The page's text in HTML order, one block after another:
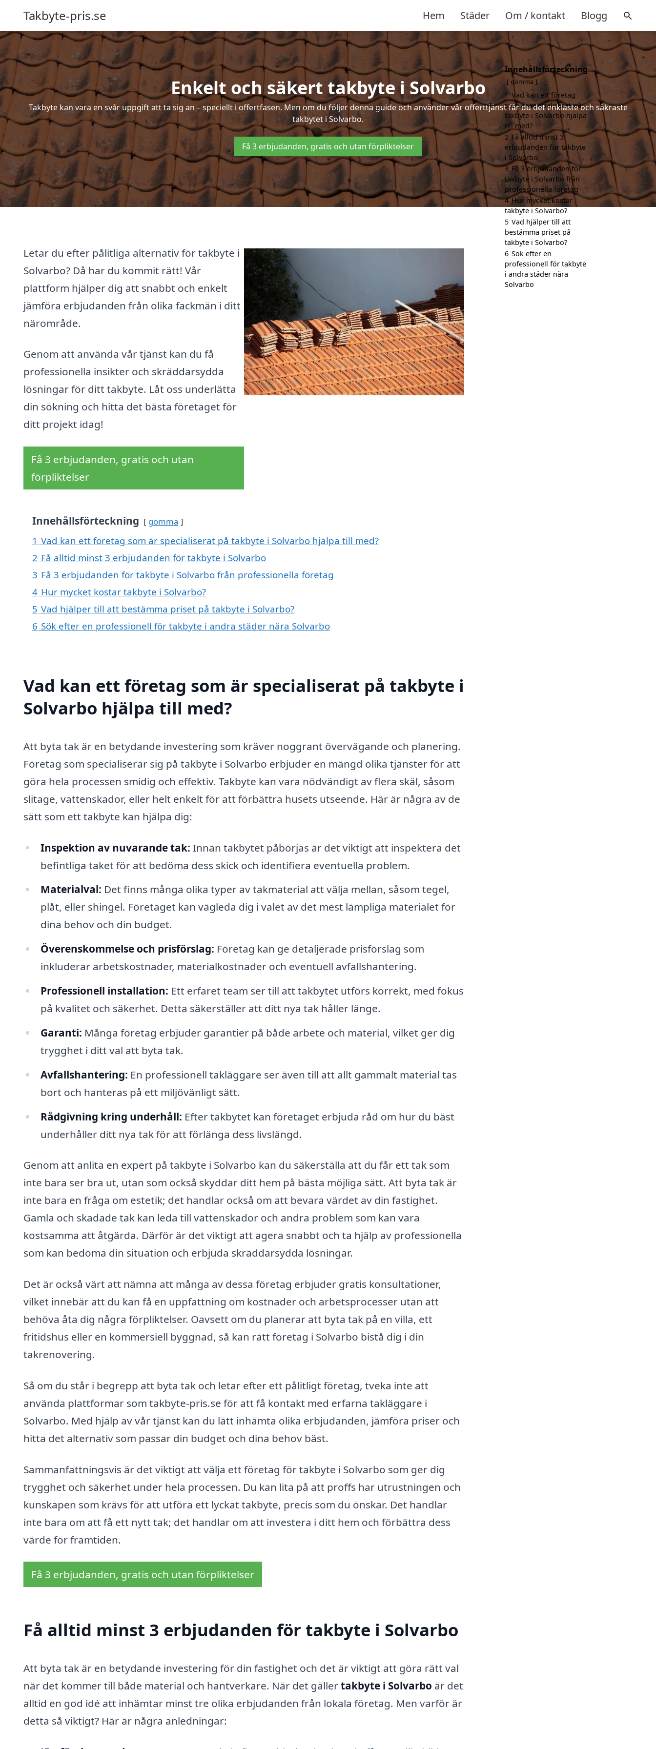
Takbyte-pris.se Hem Städer Om / kontakt Blogg
Enkelt och säkert takbyte i Solvarbo
Takbyte kan vara en svår uppgift att ta sig an – speciellt i offertfasen. Men om du följer denna guide och använder vår offerttjänst får du det enklaste och säkraste
takbytet i Solvarbo.
Få 3 erbjudanden, gratis och utan förpliktelser
Letar du efter pålitliga alternativ för takbyte i
Solvarbo? Då har du kommit rätt! Vår
plattform hjälper dig att snabbt och enkelt
jämföra erbjudanden från olika fackmän i ditt
närområde.
Genom att använda vår tjänst kan du få
professionella insikter och skräddarsydda
lösningar för ditt takbyte. Låt oss underlätta
din sökning och hitta det bästa företaget för
ditt projekt idag!
Få 3 erbjudanden, gratis och utan
förpliktelser
Innehållsförteckning gömma
1 Vad kan ett företag som är specialiserat på takbyte i Solvarbo hjälpa till med?
2 Få alltid minst 3 erbjudanden för takbyte i Solvarbo
3 Få 3 erbjudanden för takbyte i Solvarbo från professionella företag
4 Hur mycket kostar takbyte i Solvarbo?
5 Vad hjälper till att bestämma priset på takbyte i Solvarbo?
6 Sök efter en professionell för takbyte i andra städer nära Solvarbo
Vad kan ett företag som är specialiserat på takbyte i
Solvarbo hjälpa till med?
Att byta tak är en betydande investering som kräver noggrant övervägande och planering.
Företag som specialiserar sig på takbyte i Solvarbo erbjuder en mängd olika tjänster för att
göra hela processen smidig och effektiv. Takbyte kan vara nödvändigt av flera skäl, såsom
slitage, vattenskador, eller helt enkelt för att förbättra husets utseende. Här är några av de
sätt som ett takbyte kan hjälpa dig:
Inspektion av nuvarande tak: Innan takbytet påbörjas är det viktigt att inspektera det
befintliga taket för att bedöma dess skick och identifiera eventuella problem.
Materialval: Det finns många olika typer av takmaterial att välja mellan, såsom tegel,
plåt, eller shingel. Företaget kan vägleda dig i valet av det mest lämpliga materialet för
dina behov och din budget.
Överenskommelse och prisförslag: Företag kan ge detaljerade prisförslag som
inkluderar arbetskostnader, materialkostnader och eventuell avfallshantering.
Professionell installation: Ett erfaret team ser till att takbytet utförs korrekt, med fokus
på kvalitet och säkerhet. Detta säkerställer att ditt nya tak håller länge.
Garanti: Många företag erbjuder garantier på både arbete och material, vilket ger dig
trygghet i ditt val att byta tak.
Avfallshantering: En professionell takläggare ser även till att allt gammalt material tas
bort och hanteras på ett miljövänligt sätt.
Rådgivning kring underhåll: Efter takbytet kan företaget erbjuda råd om hur du bäst
underhåller ditt nya tak för att förlänga dess livslängd.
Genom att anlita en expert på takbyte i Solvarbo kan du säkerställa att du får ett tak som
inte bara ser bra ut, utan som också skyddar ditt hem på bästa möjliga sätt. Att byta tak är
inte bara en fråga om estetik; det handlar också om att bevara värdet av din fastighet.
Gamla och skadade tak kan leda till vattenskador och andra problem som kan vara
kostsamma att åtgärda. Därför är det viktigt att agera snabbt och ta hjälp av professionella
som kan bedöma din situation och erbjuda skräddarsydda lösningar.
Det är också värt att nämna att många av dessa företag erbjuder gratis konsultationer,
vilket innebär att du kan få en uppfattning om kostnader och arbetsprocesser utan att
behöva åta dig några förpliktelser. Oavsett om du planerar att byta tak på en villa, ett
fritidshus eller en kommersiell byggnad, så kan rätt företag i Solvarbo bistå dig i din
takrenovering.
Så om du står i begrepp att byta tak och letar efter ett pålitligt företag, tveka inte att
använda plattformar som takbyte-pris.se för att få kontakt med erfarna takläggare i
Solvarbo. Med hjälp av vår tjänst kan du lätt inhämta olika erbjudanden, jämföra priser och
hitta det alternativ som passar din budget och dina behov bäst.
Sammanfattningsvis är det viktigt att välja ett företag för takbyte i Solvarbo som ger dig
trygghet och säkerhet under hela processen. Du kan lita på att proffs har utrustningen och
kunskapen som krävs för att utföra ett lyckat takbyte, precis som du önskar. Det handlar
inte bara om att få ett nytt tak; det handlar om att investera i ditt hem och förbättra dess
värde för framtiden.
Få 3 erbjudanden, gratis och utan förpliktelser
Få alltid minst 3 erbjudanden för takbyte i Solvarbo
Att byta tak är en betydande investering för din fastighet och det är viktigt att göra rätt val
när det kommer till både material och hantverkare. När det gällertakbyte i Solvarbo är det
alltid en god idé att inhämtar minst tre olika erbjudanden från lokala företag. Men varför är
detta så viktigt? Här är några anledningar:
Innehållsförteckning
gömma
1 Vad kan ett företag
som är specialiserat på
takbyte i Solvarbo hjälpa
till med?
2 Få alltid minst 3
erbjudanden för takbyte
i Solvarbo
3 Få 3 erbjudanden för
takbyte i Solvarbo från
professionella företag
4 Hur mycket kostar
takbyte i Solvarbo?
5 Vad hjälper till att
bestämma priset på
takbyte i Solvarbo?
6 Sök efter en
professionell för takbyte
i andra städer nära
Solvarbo